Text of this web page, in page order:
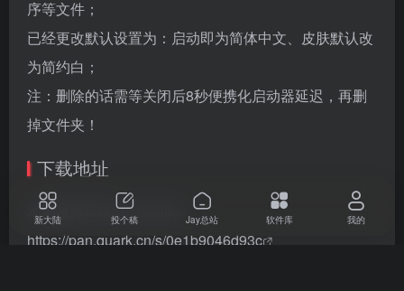
序等文件；
已经更改默认设置为：启动即为简体中文、皮肤默认改
为简约白；
注：删除的话需等关闭后8秒便携化启动器延迟，再删
掉文件夹！
下载地址
本期推荐IObitUninstaller：
https://pan.quark.cn/s/0e1b9046d93c
新大陆 投个稿 Jay总站 软件库 我的